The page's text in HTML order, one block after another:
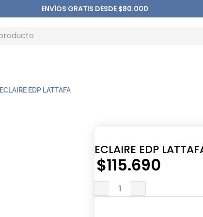
ENVÍOS GRATIS DESDE $80.000
ECLAIRE EDP LATTAFA
ECLAIRE EDP
$115.690